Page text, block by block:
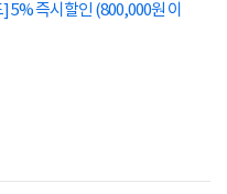
5% 즉시할인 (800,000원 이